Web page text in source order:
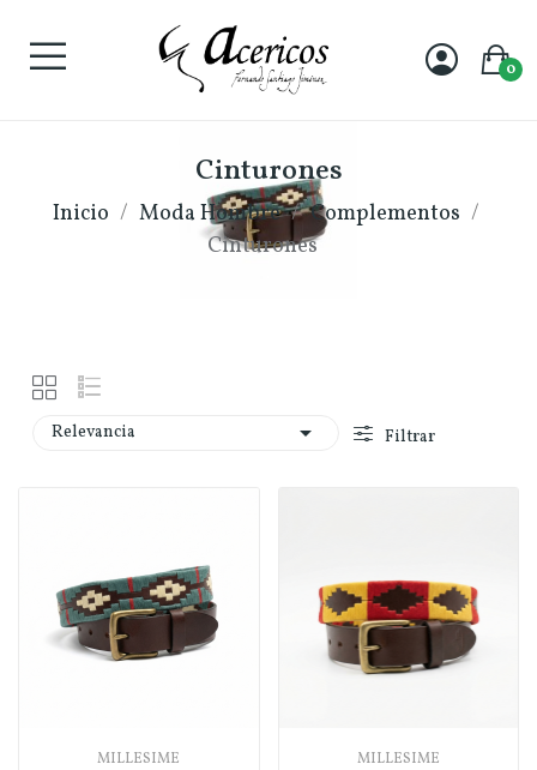
0
Cinturones
Inicio Moda Hombre
Complementos
Cinturones
Relevancia  Filtrar
MILLESIME MILLESIME